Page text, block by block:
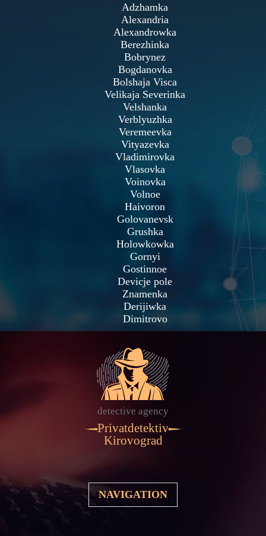
Adzhamka
Alexandria
Alexandrowka
Berezhinka
Bobrynez
Bogdanovka
Bolshaja Visca
Velikaja Severinka
Velshanka
Verblyuzhka
Veremeevka
Vityazevka
Vladimirovka
Vlasovka
Voinovka
Volnoe
Haivoron
Golovanevsk
Grushka
Holowkowka
Gornyi
Gostinnoe
Devicje pole
Znamenka
Derijiwka
Dimitrovo
detective agency
Privatdetektiv
Kirovograd
NAVIGATION